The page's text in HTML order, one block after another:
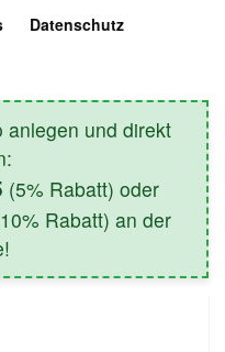
Datenschutz
anlegen und direkt
(5% Rabatt) oder
Rabatt) an der